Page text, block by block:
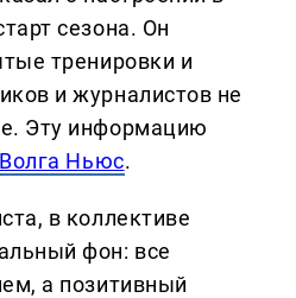
сезона. Он
тренировки и
и журналистов не
Эту информацию
Волга Ньюс.
в коллективе
фон: все
а позитивный